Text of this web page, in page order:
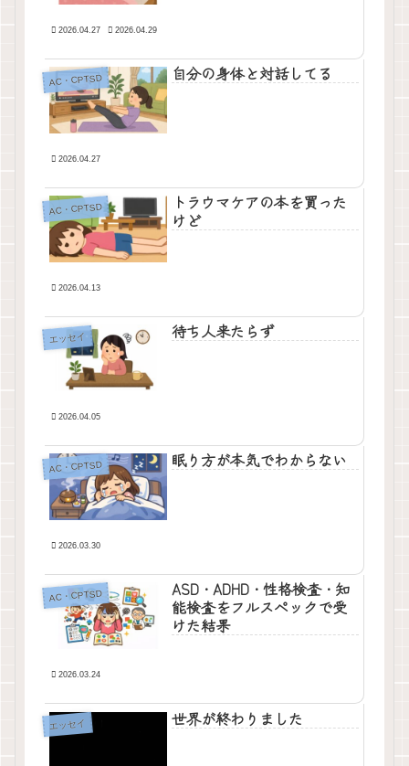
2026.04.27 2026.04.29
AC・CPTSD 自分の身体と対話してる
2026.04.27
AC・CPTSD
トラウマケアの本を買った
けど
2026.04.13
エッセイ 待ち人来たらず
2026.04.05
AC・CPTSD 眠り方が本気でわからない
2026.03.30
AC・CPTSD
ASD・ADHD・性格検査・知
能検査をフルスペックで受
けた結果
2026.03.24
エッセイ 世界が終わりました